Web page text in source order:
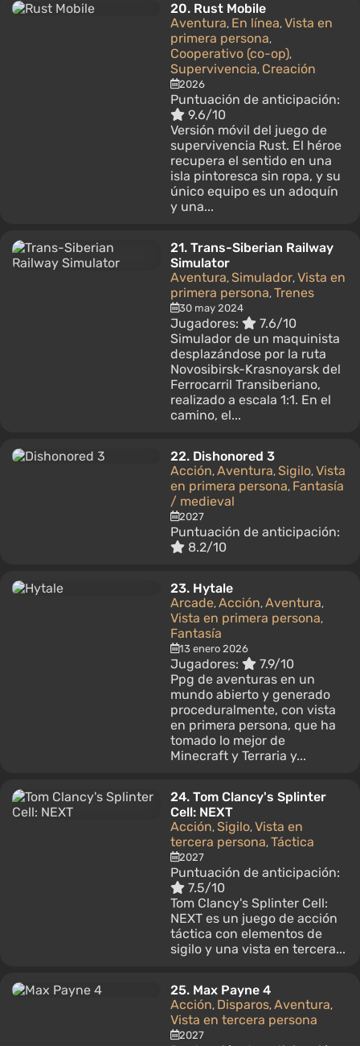
20. Rust Mobile
Aventura, En línea, Vista en
primera persona,
Cooperativo (co-op),
Supervivencia, Creación
2026
Puntuación de anticipación:
9.6/10
Versión móvil del juego de
supervivencia Rust. El héroe
recupera el sentido en una
isla pintoresca sin ropa, y su
único equipo es un adoquín
y una...
21. Trans-Siberian Railway
Simulator
Aventura, Simulador, Vista en
primera persona, Trenes
30 may 2024
Jugadores:
7.6/10
Simulador de un maquinista
desplazándose por la ruta
Novosibirsk-Krasnoyarsk del
Ferrocarril Transiberiano,
realizado a escala 1:1. En el
camino, el...
22. Dishonored 3
Acción, Aventura, Sigilo, Vista
en primera persona, Fantasía
/ medieval
2027
Puntuación de anticipación:
8.2/10
23. Hytale
Arcade, Acción, Aventura,
Vista en primera persona,
Fantasía
13 enero 2026
Jugadores:
7.9/10
Рpg de aventuras en un
mundo abierto y generado
proceduralmente, con vista
en primera persona, que ha
tomado lo mejor de
Minecraft y Terraria y...
24. Tom Clancy's Splinter
Cell: NEXT
Acción, Sigilo, Vista en
tercera persona, Táctica
2027
Puntuación de anticipación:
7.5/10
Tom Clancy's Splinter Cell:
NEXT es un juego de acción
táctica con elementos de
sigilo y una vista en tercera...
25. Max Payne 4
Acción, Disparos, Aventura,
Vista en tercera persona
2027